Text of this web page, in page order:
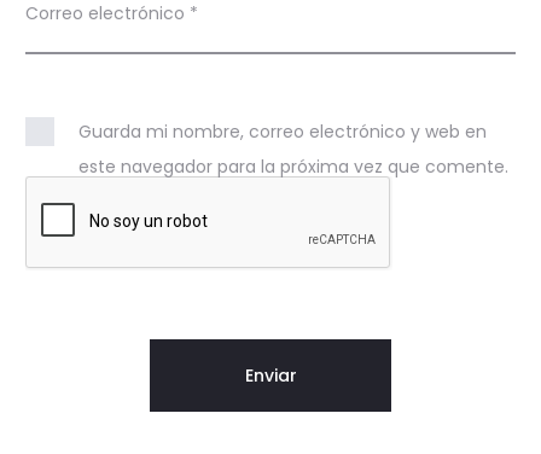
Correo electrónico *
Guarda mi nombre, correo electrónico y web en
este navegador para la próxima vez que comente.